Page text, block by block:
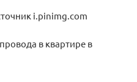
i.pinimg.com
в квартире в